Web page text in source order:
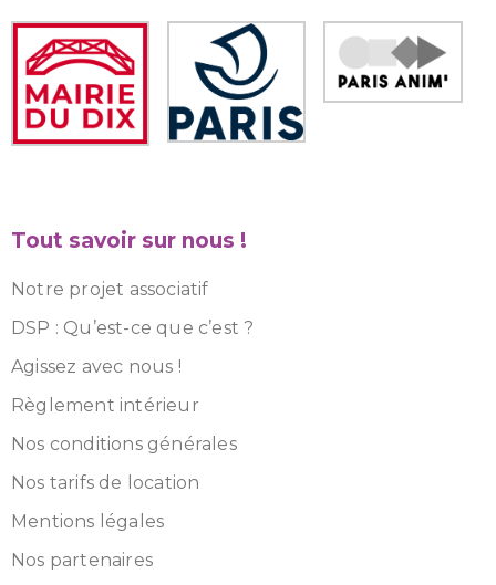
Tout savoir sur nous !
Notre projet associatif
DSP : Qu’est-ce que c’est ?
Agissez avec nous !
Règlement intérieur
Nos conditions générales
Nos tarifs de location
Mentions légales
Nos partenaires